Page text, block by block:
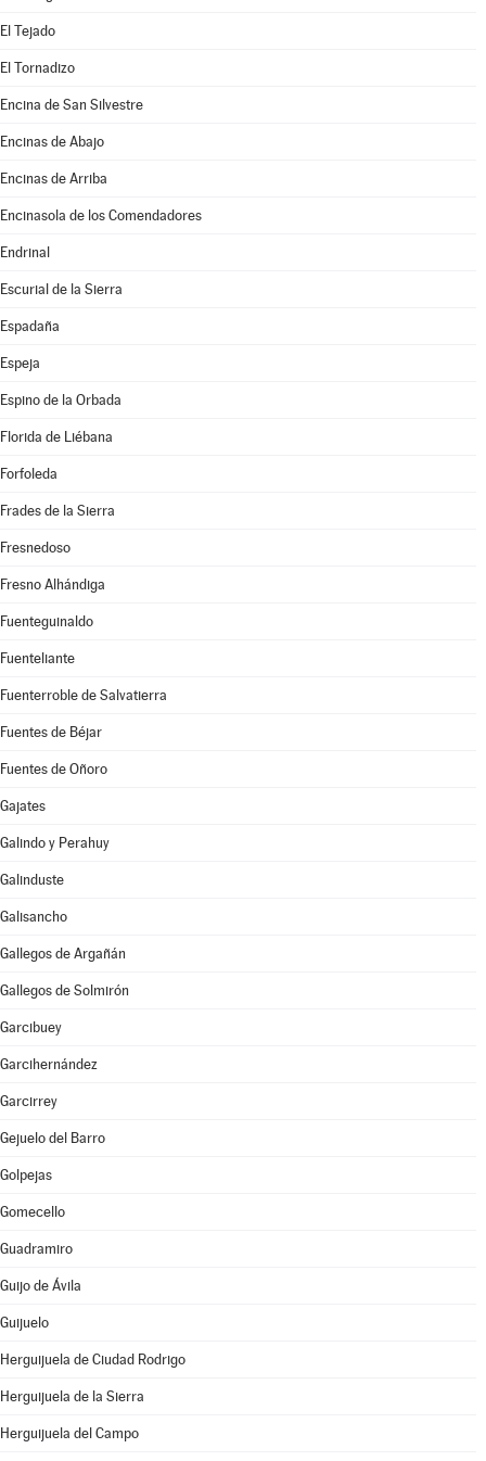
El Tejado
El Tornadizo
Encina de San Silvestre
Encinas de Abajo
Encinas de Arriba
Encinasola de los Comendadores
Endrinal
Escurial de la Sierra
Espadaña
Espeja
Espino de la Orbada
Florida de Liébana
Forfoleda
Frades de la Sierra
Fresnedoso
Fresno Alhándiga
Fuenteguinaldo
Fuenteliante
Fuenterroble de Salvatierra
Fuentes de Béjar
Fuentes de Oñoro
Gajates
Galindo y Perahuy
Galinduste
Galisancho
Gallegos de Argañán
Gallegos de Solmirón
Garcibuey
Garcihernández
Garcirrey
Gejuelo del Barro
Golpejas
Gomecello
Guadramiro
Guijo de Ávila
Guijuelo
Herguijuela de Ciudad Rodrigo
Herguijuela de la Sierra
Herguijuela del Campo